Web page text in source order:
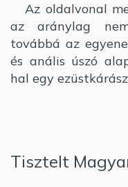
Az oldalvonal
az aránylag
továbbá az
és anális úszó
hal egy ezüstkárász
Tisztelt